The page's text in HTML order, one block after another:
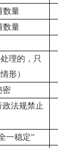
数量
数量
理的，只
形）
密
政法规禁止
一稳定”